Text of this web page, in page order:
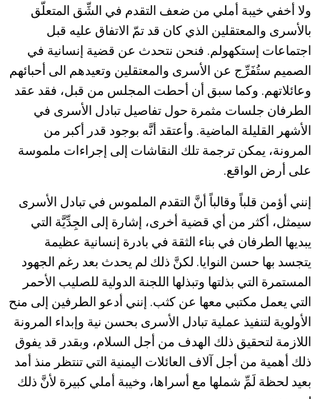
ولا أخفي خيبة أملي من ضعف التقدم في الشِّق المتعلّق
بالأسرى والمعتقلين الذي كان قد تمّ الاتفاق عليه قبل
اجتماعات إستكهولم. فنحن نتحدث عن قضية إنسانية في
الصميم ستُفَرِّج عن الأسرى والمعتقلين وتعيدهم الى أحبائهم
وعائلاتهم. وكما سبق أن أحطت المجلس من قبل، فقد عقد
الطرفان جلسات مثمرة حول تفاصيل تبادل الأسرى في
الأشهر القليلة الماضية. وأعتقد أنَّه بوجود قدر أكبر من
المرونة، يمكن ترجمة تلك النقاشات إلى إجراءات ملموسة
على أرض الواقع.
إنني أؤمن قلباً وقالباً أنَّ التقدم الملموس في تبادل الأسرى
سيمثل، أكثر من أي قضية أخرى، إشارة إلى الجِدِّيَّة التي
يبديها الطرفان في بناء الثقة في بادرة إنسانية عظيمة
يتجسد بها حسن النوايا. لكنَّ ذلك لم يحدث بعد رغم الجهود
المستمرة التي بذلتها وتبذلها اللجنة الدولية للصليب الأحمر
التي يعمل مكتبي معها عن كثب. إنني أدعو الطرفين إلى منح
الأولوية لتنفيذ عملية تبادل الأسرى بحسن نية وإبداء المرونة
اللازمة لتحقيق ذلك الهدف من أجل السلام، وبقدر قد يفوق
ذلك أهمية من أجل آلاف العائلات اليمنية التي تنتظر منذ أمد
بعيد لحظة لَمِّ شملها مع أسراها، وخيبة أملي كبيرة لأنَّ ذلك